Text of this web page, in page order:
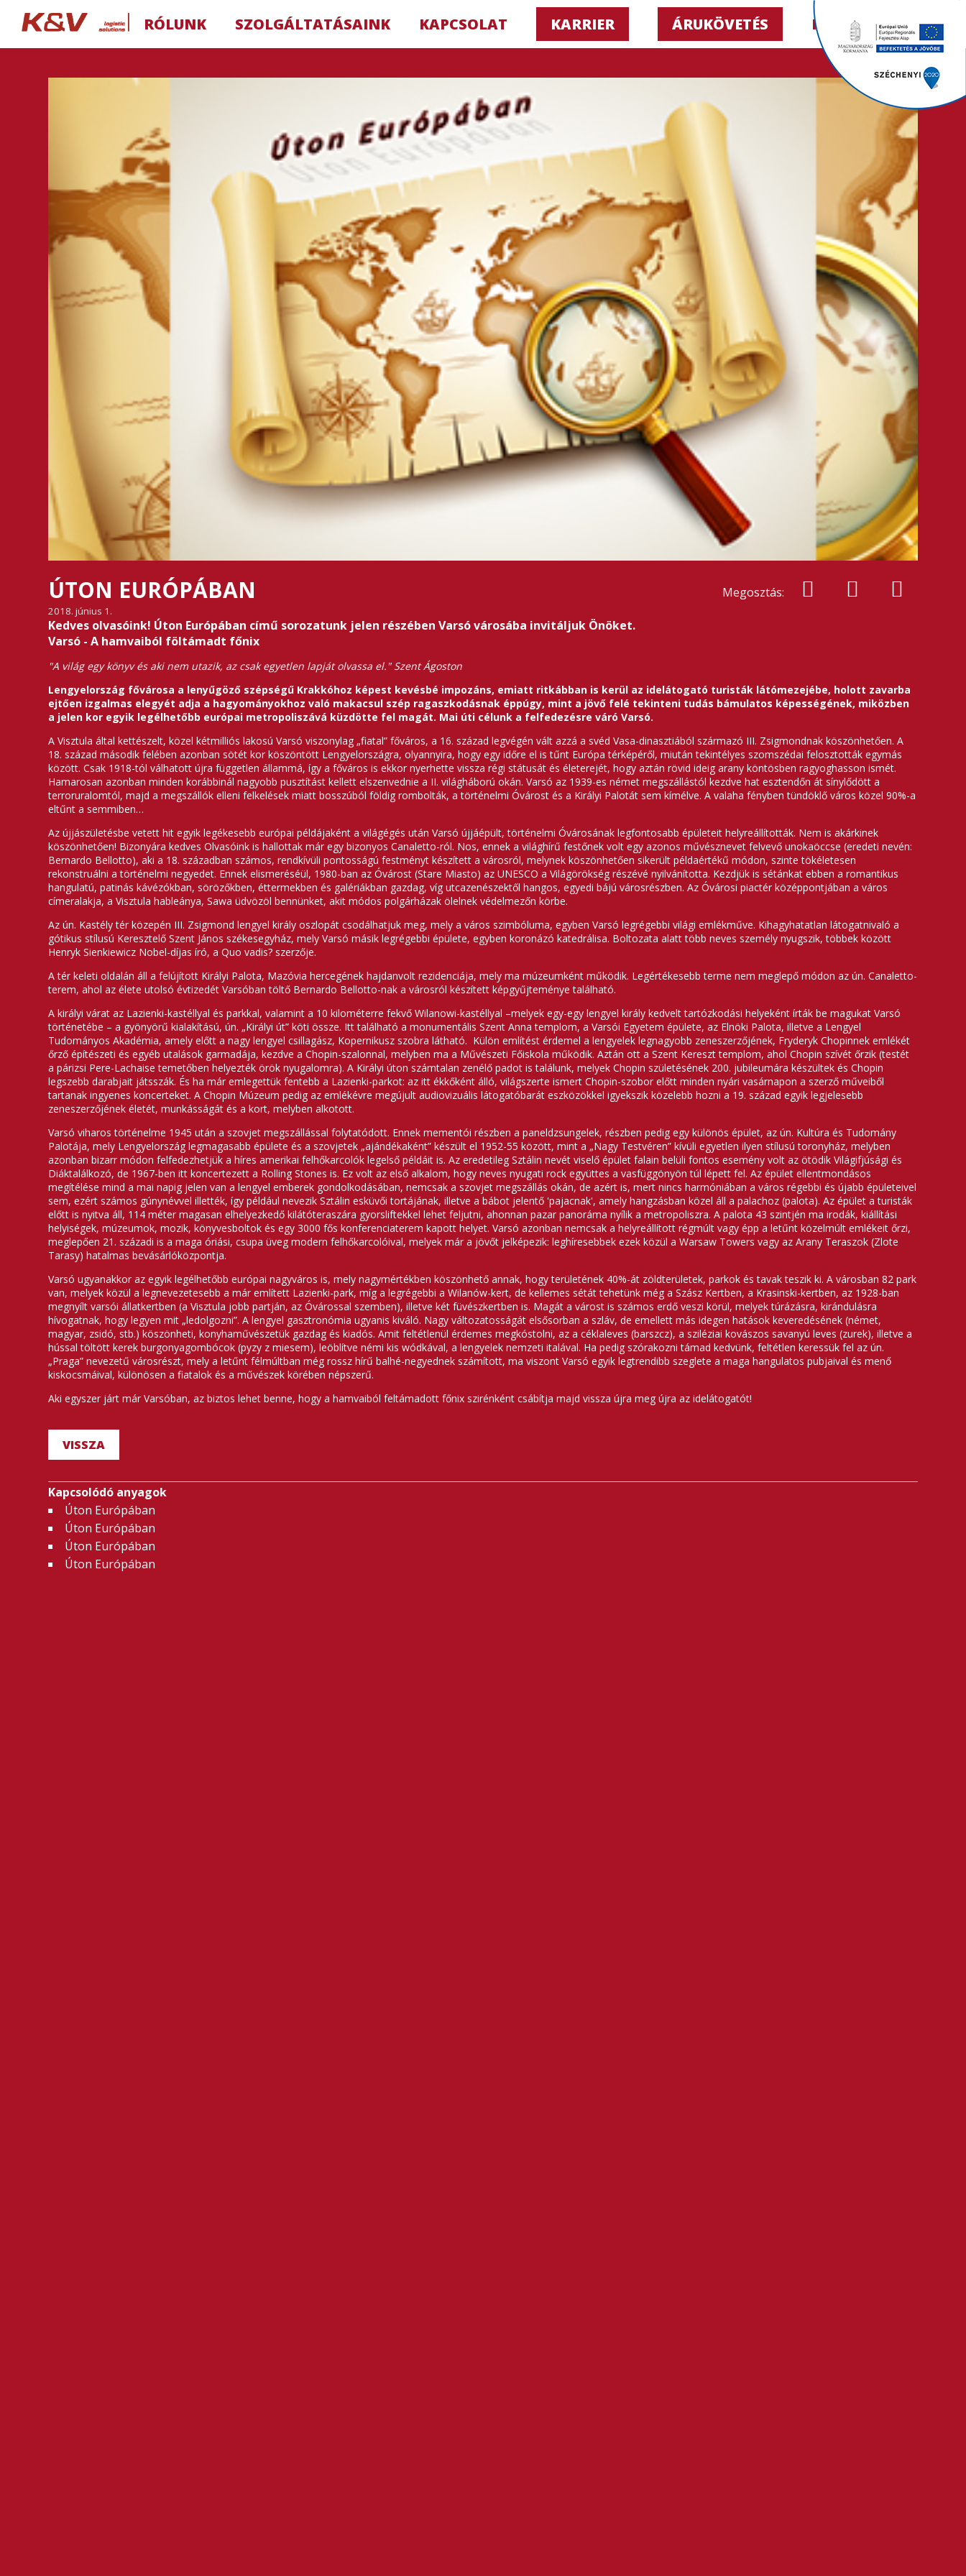
RÓLUNK SZOLGÁLTATÁSAINK KAPCSOLAT KARRIER ÁRUKÖVETÉS HU ▼
Megosztás:
ÚTON EURÓPÁBAN
2018. június 1.
Kedves olvasóink! Úton Európában című sorozatunk jelen részében Varsó városába invitáljuk Önöket.
Varsó - A hamvaiból föltámadt főnix
"A világ egy könyv és aki nem utazik, az csak egyetlen lapját olvassa el." Szent Ágoston
Lengyelország fővárosa a lenyűgöző szépségű Krakkóhoz képest kevésbé impozáns, emiatt ritkábban is kerül az idelátogató turisták látómezejébe, holott zavarba
ejtően izgalmas elegyét adja a hagyományokhoz való makacsul szép ragaszkodásnak éppúgy, mint a jövő felé tekinteni tudás bámulatos képességének, miközben
a jelen kor egyik legélhetőbb európai metropoliszává küzdötte fel magát. Mai úti célunk a felfedezésre váró Varsó.
A Visztula által kettészelt, közel kétmilliós lakosú Varsó viszonylag „fiatal” főváros, a 16. század legvégén vált azzá a svéd Vasa-dinasztiából származó III. Zsigmondnak köszönhetően. A
18. század második felében azonban sötét kor köszöntött Lengyelországra, olyannyira, hogy egy időre el is tűnt Európa térképéről, miután tekintélyes szomszédai felosztották egymás
között. Csak 1918-tól válhatott újra független állammá, így a főváros is ekkor nyerhette vissza régi státusát és életerejét, hogy aztán rövid ideig arany köntösben ragyoghasson ismét.
Hamarosan azonban minden korábbinál nagyobb pusztítást kellett elszenvednie a II. világháború okán. Varsó az 1939-es német megszállástól kezdve hat esztendőn át sínylődött a
terroruralomtól, majd a megszállók elleni felkelések miatt bosszúból földig rombolták, a történelmi Óvárost és a Királyi Palotát sem kímélve. A valaha fényben tündöklő város közel 90%-a
eltűnt a semmiben…
Az újjászületésbe vetett hit egyik legékesebb európai példájaként a világégés után Varsó újjáépült, történelmi Óvárosának legfontosabb épületeit helyreállították. Nem is akárkinek
köszönhetően! Bizonyára kedves Olvasóink is hallottak már egy bizonyos Canaletto-ról. Nos, ennek a világhírű festőnek volt egy azonos művésznevet felvevő unokaöccse (eredeti nevén:
Bernardo Bellotto), aki a 18. században számos, rendkívüli pontosságú festményt készített a városról, melynek köszönhetően sikerült példaértékű módon, szinte tökéletesen
rekonstruálni a történelmi negyedet. Ennek elismeréséül, 1980-ban az Óvárost (Stare Miasto) az UNESCO a Világörökség részévé nyilvánította. Kezdjük is sétánkat ebben a romantikus
hangulatú, patinás kávézókban, sörözőkben, éttermekben és galériákban gazdag, víg utcazenészektől hangos, egyedi bájú városrészben. Az Óvárosi piactér középpontjában a város
címeralakja, a Visztula hableánya, Sawa üdvözöl bennünket, akit módos polgárházak ölelnek védelmezőn körbe.
Az ún. Kastély tér közepén III. Zsigmond lengyel király oszlopát csodálhatjuk meg, mely a város szimbóluma, egyben Varsó legrégebbi világi emlékműve. Kihagyhatatlan látogatnivaló a
gótikus stílusú Keresztelő Szent János székesegyház, mely Varsó másik legrégebbi épülete, egyben koronázó katedrálisa. Boltozata alatt több neves személy nyugszik, többek között
Henryk Sienkiewicz Nobel-díjas író, a Quo vadis? szerzője.
A tér keleti oldalán áll a felújított Királyi Palota, Mazóvia hercegének hajdanvolt rezidenciája, mely ma múzeumként működik. Legértékesebb terme nem meglepő módon az ún. Canaletto-
terem, ahol az élete utolsó évtizedét Varsóban töltő Bernardo Bellotto-nak a városról készített képgyűjteménye található.
A királyi várat az Lazienki-kastéllyal és parkkal, valamint a 10 kilométerre fekvő Wilanowi-kastéllyal –melyek egy-egy lengyel király kedvelt tartózkodási helyeként írták be magukat Varsó
történetébe – a gyönyörű kialakítású, ún. „Királyi út” köti össze. Itt található a monumentális Szent Anna templom, a Varsói Egyetem épülete, az Elnöki Palota, illetve a Lengyel
Tudományos Akadémia, amely előtt a nagy lengyel csillagász, Kopernikusz szobra látható. Külön említést érdemel a lengyelek legnagyobb zeneszerzőjének, Fryderyk Chopinnek emlékét
őrző építészeti és egyéb utalások garmadája, kezdve a Chopin-szalonnal, melyben ma a Művészeti Főiskola működik. Aztán ott a Szent Kereszt templom, ahol Chopin szívét őrzik (testét
a párizsi Pere-Lachaise temetőben helyezték örök nyugalomra). A Királyi úton számtalan zenélő padot is találunk, melyek Chopin születésének 200. jubileumára készültek és Chopin
legszebb darabjait játsszák. És ha már emlegettük fentebb a Lazienki-parkot: az itt ékkőként álló, világszerte ismert Chopin-szobor előtt minden nyári vasárnapon a szerző műveiből
tartanak ingyenes koncerteket. A Chopin Múzeum pedig az emlékévre megújult audiovizuális látogatóbarát eszközökkel igyekszik közelebb hozni a 19. század egyik legjelesebb
zeneszerzőjének életét, munkásságát és a kort, melyben alkotott.
Varsó viharos történelme 1945 után a szovjet megszállással folytatódott. Ennek mementói részben a paneldzsungelek, részben pedig egy különös épület, az ún. Kultúra és Tudomány
Palotája, mely Lengyelország legmagasabb épülete és a szovjetek „ajándékaként” készült el 1952-55 között, mint a „Nagy Testvéren” kívüli egyetlen ilyen stílusú toronyház, melyben
azonban bizarr módon felfedezhetjük a híres amerikai felhőkarcolók legelső példáit is. Az eredetileg Sztálin nevét viselő épület falain belüli fontos esemény volt az ötödik Világifjúsági és
Diáktalálkozó, de 1967-ben itt koncertezett a Rolling Stones is. Ez volt az első alkalom, hogy neves nyugati rock együttes a vasfüggönyön túl lépett fel. Az épület ellentmondásos
megítélése mind a mai napig jelen van a lengyel emberek gondolkodásában, nemcsak a szovjet megszállás okán, de azért is, mert nincs harmóniában a város régebbi és újabb épületeivel
sem, ezért számos gúnynévvel illették, így például nevezik Sztálin esküvői tortájának, illetve a bábot jelentő 'pajacnak', amely hangzásban közel áll a palachoz (palota). Az épület a turisták
előtt is nyitva áll, 114 méter magasan elhelyezkedő kilátóteraszára gyorsliftekkel lehet feljutni, ahonnan pazar panoráma nyílik a metropoliszra. A palota 43 szintjén ma irodák, kiállítási
helyiségek, múzeumok, mozik, könyvesboltok és egy 3000 fős konferenciaterem kapott helyet. Varsó azonban nemcsak a helyreállított régmúlt vagy épp a letűnt közelmúlt emlékeit őrzi,
meglepően 21. századi is a maga óriási, csupa üveg modern felhőkarcolóival, melyek már a jövőt jelképezik: leghíresebbek ezek közül a Warsaw Towers vagy az Arany Teraszok (Zlote
Tarasy) hatalmas bevásárlóközpontja.
Varsó ugyanakkor az egyik legélhetőbb európai nagyváros is, mely nagymértékben köszönhető annak, hogy területének 40%-át zöldterületek, parkok és tavak teszik ki. A városban 82 park
van, melyek közül a legnevezetesebb a már említett Lazienki-park, míg a legrégebbi a Wilanów-kert, de kellemes sétát tehetünk még a Szász Kertben, a Krasinski-kertben, az 1928-ban
megnyílt varsói állatkertben (a Visztula jobb partján, az Óvárossal szemben), illetve két füvészkertben is. Magát a várost is számos erdő veszi körül, melyek túrázásra, kirándulásra
hívogatnak, hogy legyen mit „ledolgozni”. A lengyel gasztronómia ugyanis kiváló. Nagy változatosságát elsősorban a szláv, de emellett más idegen hatások keveredésének (német,
magyar, zsidó, stb.) köszönheti, konyhaművészetük gazdag és kiadós. Amit feltétlenül érdemes megkóstolni, az a céklaleves (barszcz), a sziléziai kovászos savanyú leves (zurek), illetve a
hússal töltött kerek burgonyagombócok (pyzy z miesem), leöblítve némi kis wódkával, a lengyelek nemzeti italával. Ha pedig szórakozni támad kedvünk, feltétlen keressük fel az ún.
„Praga” nevezetű városrészt, mely a letűnt félmúltban még rossz hírű balhé-negyednek számított, ma viszont Varsó egyik legtrendibb szeglete a maga hangulatos pubjaival és menő
kiskocsmáival, különösen a fiatalok és a művészek körében népszerű.
Aki egyszer járt már Varsóban, az biztos lehet benne, hogy a hamvaiból feltámadott főnix szirénként csábítja majd vissza újra meg újra az idelátogatót!
VISSZA
Kapcsolódó anyagok
Úton Európában
Úton Európában
Úton Európában
Úton Európában